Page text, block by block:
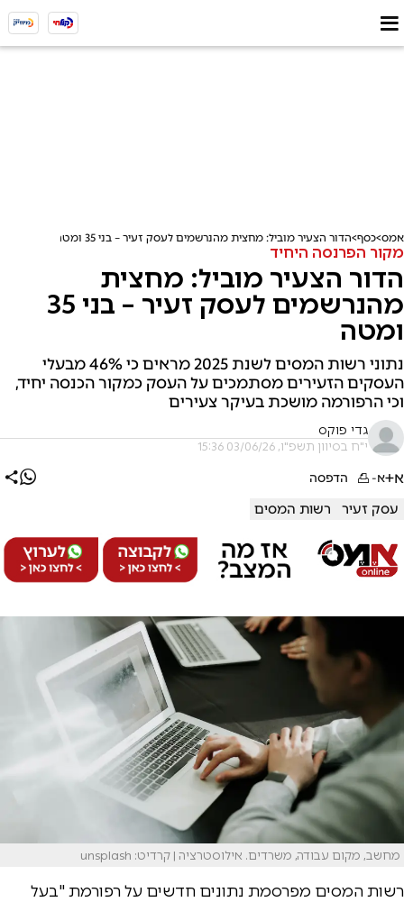
אמס כסף הדור הצעיר מוביל: מחצית מהנרשמים לעסק זעיר – בני 35 ומטה
מקור הפרנסה היחיד
הדור הצעיר מוביל: מחצית
מהנרשמים לעסק זעיר – בני 35
ומטה
נתוני רשות המסים לשנת 2025 מראים כי 46% מבעלי
העסקים הזעירים מסתמכים על העסק כמקור הכנסה יחיד,
וכי הרפורמה מושכת בעיקר צעירים
גדי פוקס
י"ח בסיוון תשפ"ו, 03/06/26 15:36
א+א- הדפסה
עסק זעיר רשות המסים
מחשב, מקום עבודה, משרדים. אילוסטרציה | קרדיט: unsplash
רשות המסים מפרסמת נתונים חדשים על רפורמת "בעל